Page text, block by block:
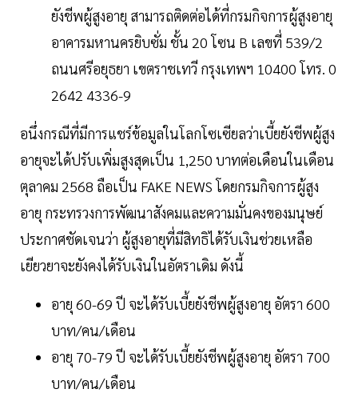
ยังชีพผู้สูงอายุ สามารถติดต่อได้ที่กรมกิจการผู้สูงอายุ
อาคารมหานครยิบซั่ม ชั้น 20 โซน B เลขที่ 539/2
ถนนศรีอยุธยา เขตราชเทวี กรุงเทพฯ 10400 โทร. 0
2642 4336-9
อนึ่งกรณีที่มีการแชร์ข้อมูลในโลกโซเซียลว่าเบี้ยยังชีพผู้สูง
อายุจะได้ปรับเพิ่มสูงสุดเป็น 1,250 บาทต่อเดือนในเดือน
ตุลาคม 2568 ถือเป็น FAKE NEWS โดยกรมกิจการผู้สูง
อายุ กระทรวงการพัฒนาสังคมและความมั่นคงของมนุษย์
ประกาศชัดเจนว่า ผู้สูงอายุที่มีสิทธิได้รับเงินช่วยเหลือ
เยียวยาจะยังคงได้รับเงินในอัตราเดิม ดังนี้
อายุ 60-69 ปี จะได้รับเบี้ยยังชีพผู้สูงอายุ อัตรา 600
บาท/คน/เดือน
อายุ 70-79 ปี จะได้รับเบี้ยยังชีพผู้สูงอายุ อัตรา 700
บาท/คน/เดือน